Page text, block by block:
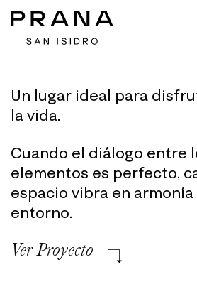
Un lugar ideal para
la vida.
Cuando el diálogo entre
elementos es perfecto,
espacio vibra en armonía
entorno.
Ver Proyecto